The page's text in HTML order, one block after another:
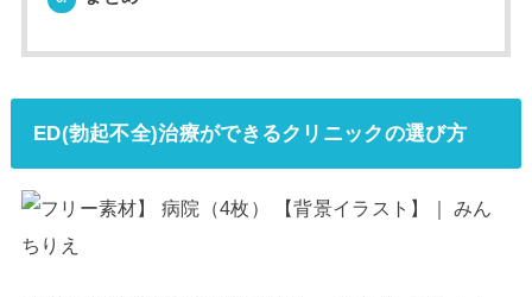
ED(勃起不全)治療ができるクリニックの選び方